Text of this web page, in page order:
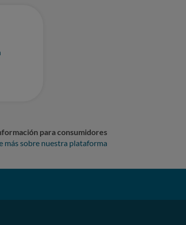
pública fue
empresa cualquier
al Consumidor
para consumidores
más sobre nuestra plataforma